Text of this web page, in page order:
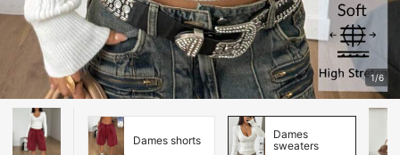
1/6
Dames shorts
Dames
sweaters